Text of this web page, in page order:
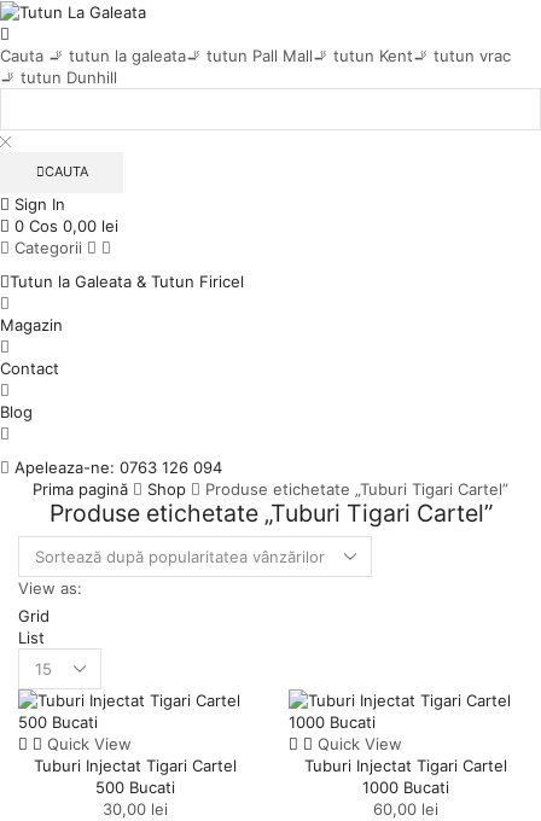
Cauta 🚬 tutun la galeata🚬 tutun Pall Mall🚬 tutun Kent🚬 tutun vrac
🚬 tutun Dunhill
CAUTA
Sign In
0 Cos 0,00 lei
Categorii
Tutun la Galeata & Tutun Firicel
Magazin
Contact
Blog
Apeleaza-ne: 0763 126 094
Prima pagină
Shop Produse etichetate „Tuburi Tigari Cartel”
Produse etichetate „Tuburi Tigari Cartel”
View as:
Grid
List
Products
per
page
Quick View
Tuburi Injectat Tigari Cartel
500 Bucati
30,00 lei
Quick View
Tuburi Injectat Tigari Cartel
1000 Bucati
60,00 lei